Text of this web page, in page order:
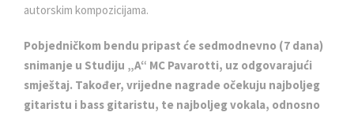
autorskim kompozicijama.
Pobjedničkom bendu pripast će sedmodnevno (7 dana)
snimanje u Studiju „A“ MC Pavarotti, uz odgovarajući
smještaj. Također, vrijedne nagrade očekuju najboljeg
gitaristu i bass gitaristu, te najboljeg vokala, odnosno